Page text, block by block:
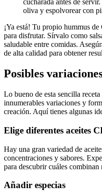
cucharada antes de
oliva y espolvorear con
¡Ya está! Tu propio hummus
para disfrutar. Sírvalo como
saludable entre comidas.
de alta calidad para obtener
Posibles
Lo bueno de esta sencilla
innumerables variaciones y
creación. Aquí tienes algunas
Elige diferentes aceites
Hay una gran variedad de
concentraciones y sabores.
para descubrir cuáles
Añadir especias